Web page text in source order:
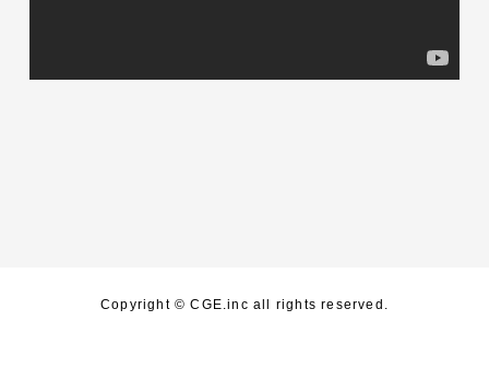
Copyright © CGE.inc all rights reserved.